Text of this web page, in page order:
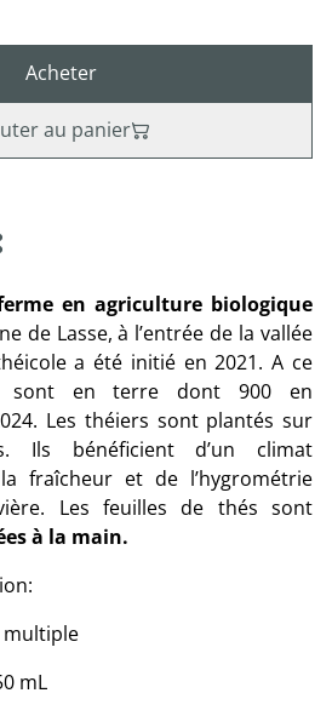
Acheter
au panier
en agriculture biologique
de Lasse, à l’entrée de la vallée
a été initié en 2021. A ce
sont en terre dont 900 en
Les théiers sont plantés sur
Ils bénéficient d’un climat
fraîcheur et de l’hygrométrie
Les feuilles de thés sont
à la main.
multiple
mL